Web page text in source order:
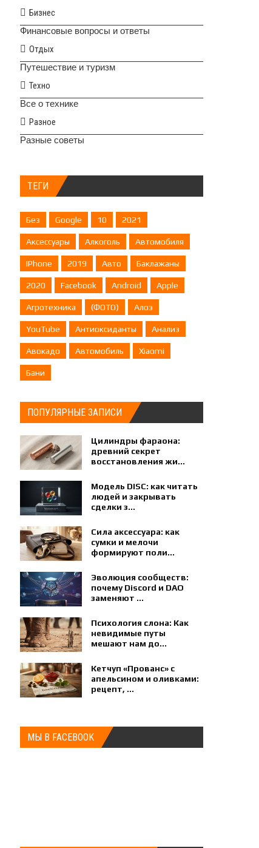
Бизнес
Финансовые вопросы и ответы
Отдых
Путешествие и туризм
Техно
Все о технике
Разное
Разные советы
ТЕГИ
Без Google 10 2021
Аксессуары Алкоголь Автомобиля
IPhone 2019 Авто Баклажаны
2020 Facebook Android Apple
Агротехника (ФОТО) Алоэ
YouTube Антиоксиданты Анализ
Авокадо Автомобиль Xiaomi
Бани
ПОПУЛЯРНЫЕ ЗАПИСИ
Цилиндры фараона:
древний секрет
восстановления жи...
Модель DISC: как читать
людей и закрывать
сделки з...
Сила аксессуара: как
сумки и мелочи
формируют поли...
Эволюция сообществ:
почему Discord и DAO
заменяют ...
Психология слона: Как
невидимые путы
мешают нам до...
Кетчуп «Прованс» с
апельсином и оливками:
рецепт, ...
МЫ В FACEBOOK